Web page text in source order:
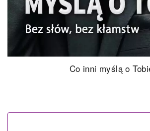
Wiem co myślisz